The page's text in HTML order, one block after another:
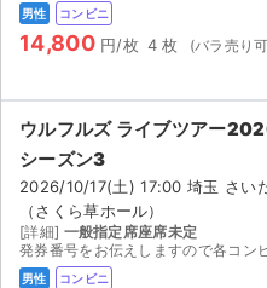
サイト情報
チケットジャム運営会社
チケットジャム利用規約
プライバシーポリシー
男性 コンビニ
14,800 円/枚 4 枚
ウルフルズ ライブツアー
シーズン3
2026/10/17(土) 17:00 埼玉 さい
（さくら草ホール）
[詳細] 一般指定席座席未定
発券番号をお伝えしますので各コンビニにて紙チケットを発券してください。お
男性 コンビニ